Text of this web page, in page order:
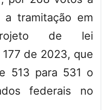
aprovou
por 268 votos a
tramitação em
de lei
de 2023, que
513 para 531 o